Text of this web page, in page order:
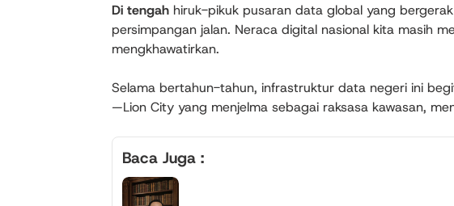
Di tengah hiruk-pikuk pusaran data global yang
persimpangan jalan. Neraca digital nasional kita masih
mengkhawatirkan.
Selama bertahun-tahun, infrastruktur data negeri ini
—Lion City yang menjelma sebagai raksasa kawasan,
Baca Juga :